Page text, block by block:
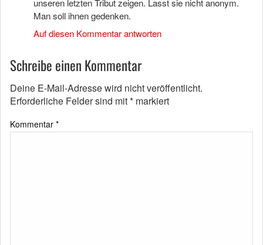
unseren letzten Tribut zeigen. Lasst sie nicht anonym.
Man soll ihnen gedenken.
Auf diesen Kommentar antworten
Schreibe einen Kommentar
Deine E-Mail-Adresse wird nicht veröffentlicht.
Erforderliche Felder sind mit* markiert
Kommentar *